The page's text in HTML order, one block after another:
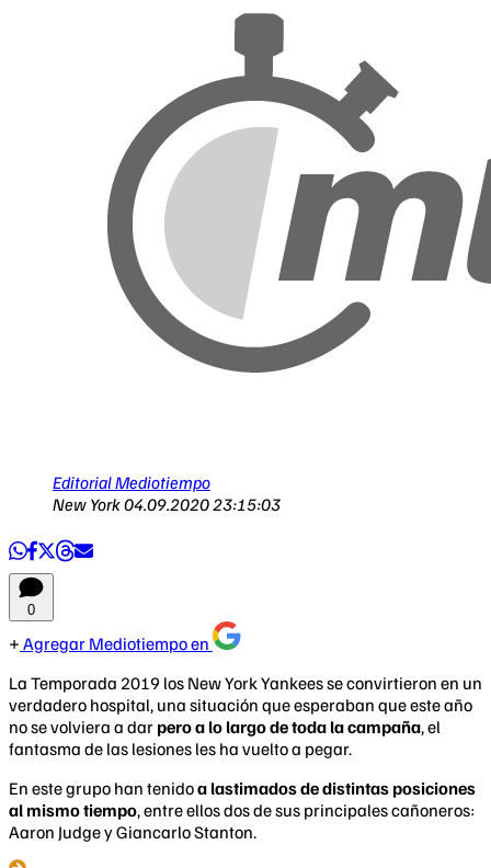
Editorial Mediotiempo
New York04.09.2020 23:15:03
0
Agregar Mediotiempo en
La Temporada 2019 los New York Yankees se convirtieron en un
verdadero hospital, una situación que esperaban que este año
no se volviera a dar pero a lo largo de toda la campaña, el
fantasma de las lesiones les ha vuelto a pegar.
En este grupo han tenidoa lastimados de distintas posiciones
al mismo tiempo, entre ellos dos de sus principales cañoneros:
Aaron Judge y Giancarlo Stanton.